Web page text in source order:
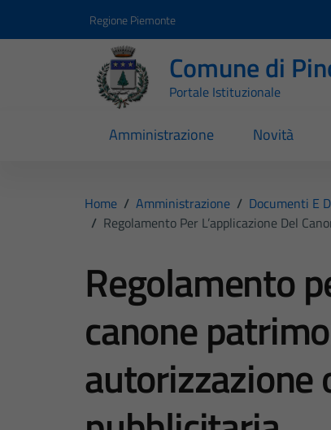
Regione Piemonte
Comune di
Portale Istituzionale
Amministrazione Novità
Home / Amministrazione / Documenti E
/ Regolamento Per L’applicazione Del
Regolamento
canone
autorizzazione